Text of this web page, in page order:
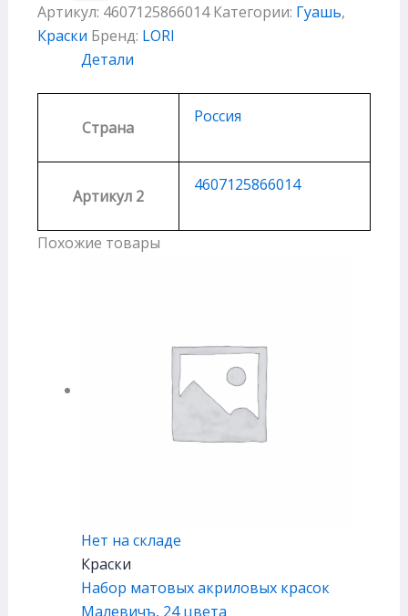
Артикул: 4607125866014 Категории: Гуашь,
Краски Бренд: LORI
Детали
Страна
Россия
Артикул 2
4607125866014
Похожие товары
Нет на складе
Краски
Набор матовых акриловых красок
Малевичъ, 24 цвета